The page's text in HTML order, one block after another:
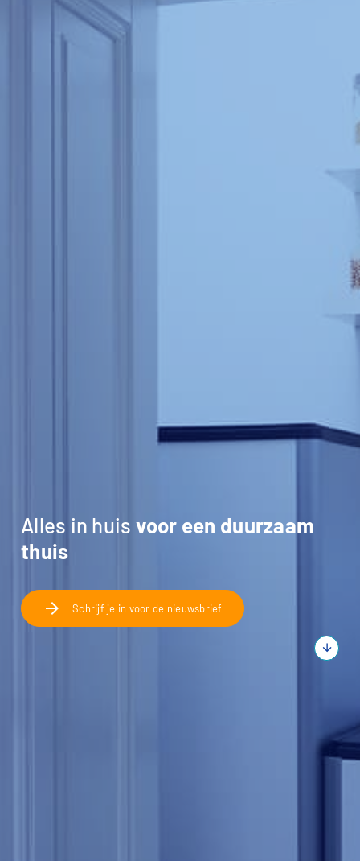
Alles in huis voor een duurzaam
thuis
arrow_forward Schrijf je in voor de nieuwsbrief
arrow_downward